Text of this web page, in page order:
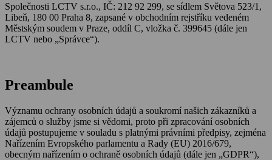
Společnosti LCTV s.r.o., IČ: 212 92 299, se sídlem Světova 523/1,
Libeň, 180 00 Praha 8, zapsané v obchodním rejstříku vedeném
Městským soudem v Praze, oddíl C, vložka č. 399645 (dále jen
LCTV nebo „Správce“).
Preambule
Významu ochrany osobních údajů a soukromí našich zákazníků a
zájemců o služby jsme si vědomi, proto při zpracování osobních
údajů postupujeme v souladu s platnými právními předpisy, zejména
Nařízením Evropského parlamentu a Rady (EU) 2016/679,
obecným nařízením o ochraně osobních údajů (dále jen „GDPR“),